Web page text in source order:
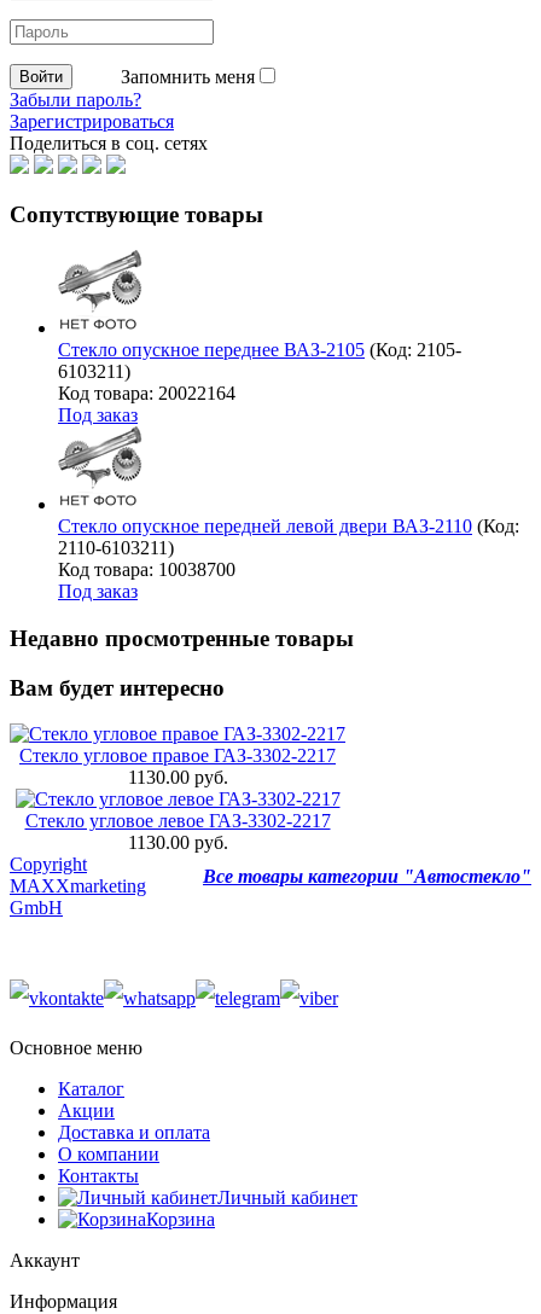
Запомнить меня
Забыли пароль?
Зарегистрироваться
Поделиться в соц. сетях
Сопутствующие товары
Стекло опускное переднее ВАЗ-2105 (Код: 2105-
6103211)
Код товара: 20022164
Под заказ
Стекло опускное передней левой двери ВАЗ-2110 (Код:
2110-6103211)
Код товара: 10038700
Под заказ
Недавно просмотренные товары
Вам будет интересно
Стекло угловое правое ГАЗ-3302-2217
1130.00 руб.
Стекло угловое левое ГАЗ-3302-2217
1130.00 руб.
Все товары категории "Автостекло"
Copyright
MAXXmarketing
GmbH
Основное меню
Каталог
Акции
Доставка и оплата
О компании
Контакты
Личный кабинет
Корзина
Аккаунт
Информация